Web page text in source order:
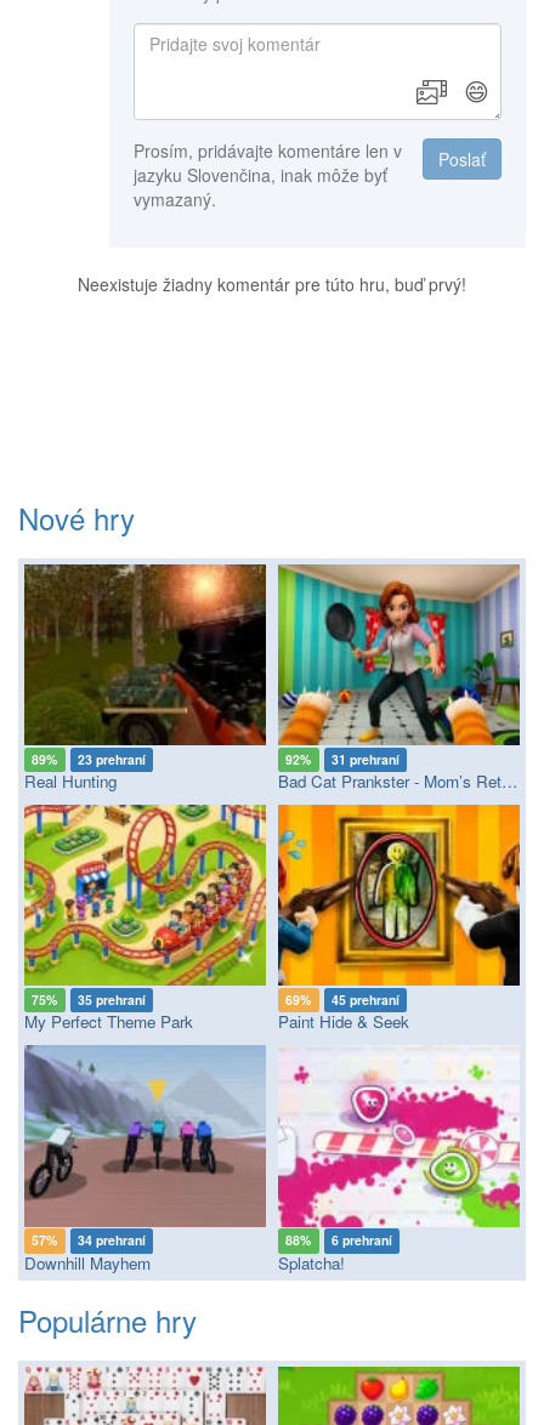
😄
Poslať
Prosím, pridávajte komentáre len v
jazyku Slovenčina, inak môže byť
vymazaný.
Neexistuje žiadny komentár pre túto hru, buď prvý!
Nové hry
89% 23 prehraní
Real Hunting
92% 31 prehraní
Bad Cat Prankster - Mom’s Return
75% 35 prehraní
My Perfect Theme Park
69% 45 prehraní
Paint Hide & Seek
57% 34 prehraní
Downhill Mayhem
88% 6 prehraní
Splatcha!
Populárne hry